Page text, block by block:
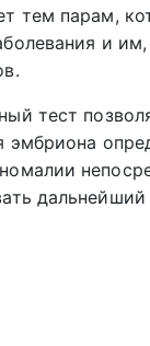
тем парам,
и
тест
эмбриона